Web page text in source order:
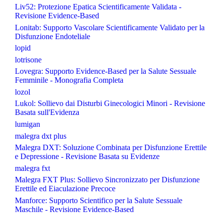
Liv52: Protezione Epatica Scientificamente Validata -
Revisione Evidence-Based
Lonitab: Supporto Vascolare Scientificamente Validato per la
Disfunzione Endoteliale
lopid
lotrisone
Lovegra: Supporto Evidence-Based per la Salute Sessuale
Femminile - Monografia Completa
lozol
Lukol: Sollievo dai Disturbi Ginecologici Minori - Revisione
Basata sull'Evidenza
lumigan
malegra dxt plus
Malegra DXT: Soluzione Combinata per Disfunzione Erettile
e Depressione - Revisione Basata su Evidenze
malegra fxt
Malegra FXT Plus: Sollievo Sincronizzato per Disfunzione
Erettile ed Eiaculazione Precoce
Manforce: Supporto Scientifico per la Salute Sessuale
Maschile - Revisione Evidence-Based